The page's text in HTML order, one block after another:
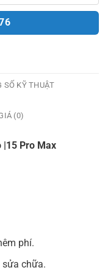
(0)
SỐ KỸ THUẬT
|15 Pro Max
phí.
chữa.